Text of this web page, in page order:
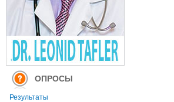
ОПРОСЫ
Результаты